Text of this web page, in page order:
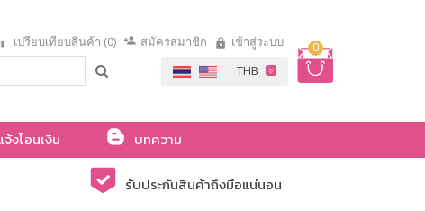
0
เปรียบเทียบสินค้า (0) สมัครสมาชิก เข้าสู่ระบบ
จ้งโอนเงิน
บทความ
รับประกันสินค้าถึงมือแน่นอน